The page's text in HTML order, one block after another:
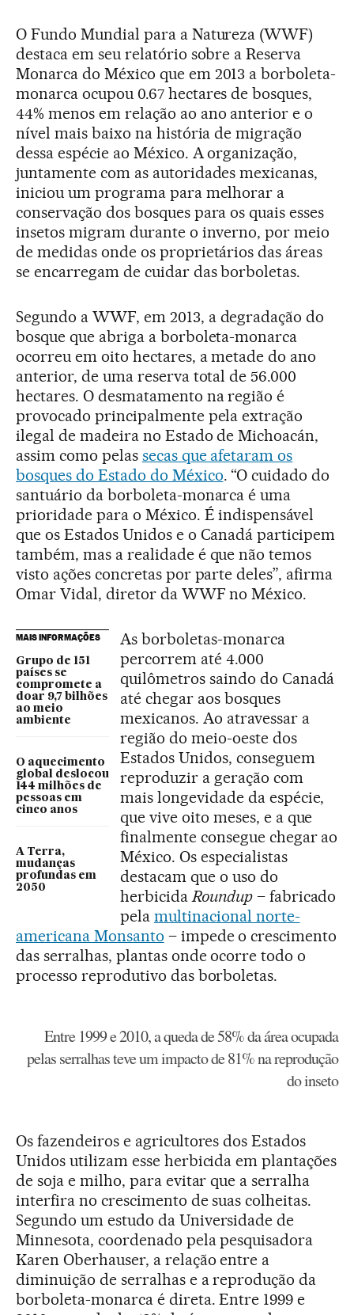
O Fundo Mundial para a Natureza (WWF)
destaca em seu relatório sobre a Reserva
Monarca do México que em 2013 a borboleta-
monarca ocupou 0.67 hectares de bosques,
44% menos em relação ao ano anterior e o
nível mais baixo na história de migração
dessa espécie ao México. A organização,
juntamente com as autoridades mexicanas,
iniciou um programa para melhorar a
conservação dos bosques para os quais esses
insetos migram durante o inverno, por meio
de medidas onde os proprietários das áreas
se encarregam de cuidar das borboletas.
Segundo a WWF, em 2013, a degradação do
bosque que abriga a borboleta-monarca
ocorreu em oito hectares, a metade do ano
anterior, de uma reserva total de 56.000
hectares. O desmatamento na região é
provocado principalmente pela extração
ilegal de madeira no Estado de Michoacán,
assim como pelas secas que afetaram os
bosques do Estado do México. “O cuidado do
santuário da borboleta-monarca é uma
prioridade para o México. É indispensável
que os Estados Unidos e o Canadá participem
também, mas a realidade é que não temos
visto ações concretas por parte deles”, afirma
Omar Vidal, diretor da WWF no México.
MAIS INFORMAÇÕES
Grupo de 151
países se
compromete a
doar 9,7 bilhões
ao meio
ambiente
O aquecimento
global deslocou
144 milhões de
pessoas em
cinco anos
A Terra,
mudanças
profundas em
2050
As borboletas-monarca
percorrem até 4.000
quilômetros saindo do Canadá
até chegar aos bosques
mexicanos. Ao atravessar a
região do meio-oeste dos
Estados Unidos, conseguem
reproduzir a geração com
mais longevidade da espécie,
que vive oito meses, e a que
finalmente consegue chegar ao
México. Os especialistas
destacam que o uso do
herbicidaRoundup– fabricado
pela multinacional norte-
americana Monsanto – impede o crescimento
das serralhas, plantas onde ocorre todo o
processo reprodutivo das borboletas.
Entre 1999 e 2010, a queda de 58% da área ocupada
pelas serralhas teve um impacto de 81% na reprodução
do inseto
Os fazendeiros e agricultores dos Estados
Unidos utilizam esse herbicida em plantações
de soja e milho, para evitar que a serralha
interfira no crescimento de suas colheitas.
Segundo um estudo da Universidade de
Minnesota, coordenado pela pesquisadora
Karen Oberhauser, a relação entre a
diminuição de serralhas e a reprodução da
borboleta-monarca é direta. Entre 1999 e